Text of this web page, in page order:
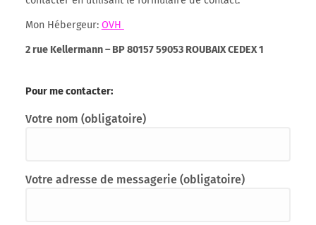
Mon Hébergeur: OVH
2 rue Kellermann – BP 80157 59053 ROUBAIX CEDEX 1
Pour me contacter:
Votre nom (obligatoire)
Votre adresse de messagerie (obligatoire)